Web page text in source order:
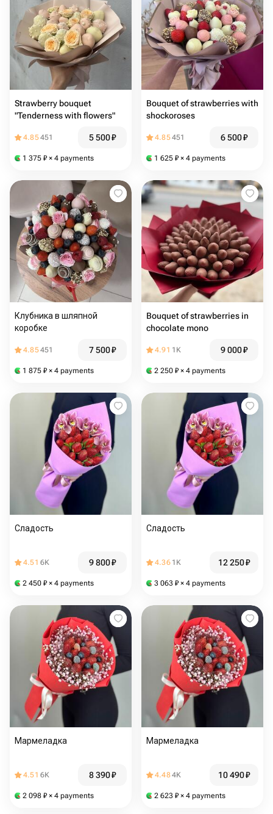
Strawberry bouquet
"Tenderness with flowers"
4.85451 5 500₽
1 375 ₽ × 4 payments
Bouquet of strawberries with
shockoroses
4.85451 6 500₽
1 625 ₽ × 4 payments
Клубника в шляпной
коробке
4.85451 7 500₽
1 875 ₽ × 4 payments
Bouquet of strawberries in
chocolate mono
4.91 1K 9 000₽
2 250 ₽ × 4 payments
Сладость
4.51 6K 9 800₽
2 450 ₽ × 4 payments
Сладость
4.36 1K 12 250₽
3 063 ₽ × 4 payments
Мармеладка
4.51 6K 8 390₽
2 098 ₽ × 4 payments
Мармеладка
4.484K 10 490₽
2 623 ₽ × 4 payments